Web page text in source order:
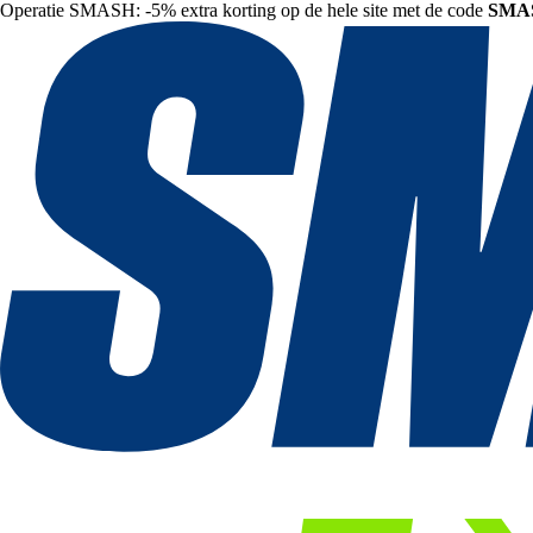
Operatie SMASH: -5% extra korting op de hele site met de code